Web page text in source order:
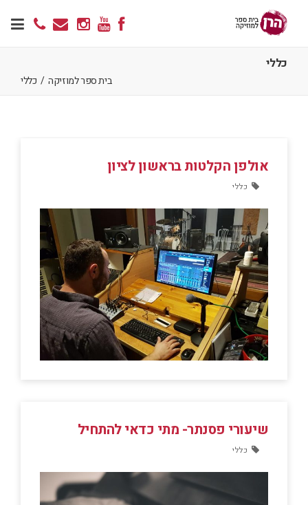
כללי
בית ספר למוזיקה / כללי
אולפן הקלטות בראשון לציון
כללי
שיעורי פסנתר- מתי כדאי להתחיל
כללי